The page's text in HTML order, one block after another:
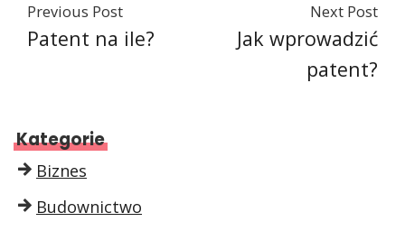
Previous Post
Patent na ile?
Next Post
Jak wprowadzić
patent?
Kategorie
Biznes
Budownictwo